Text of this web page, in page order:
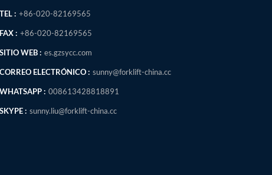
TEL : +86-020-82169565
FAX : +86-020-82169565
SITIO WEB : es.gzsycc.com
CORREO ELECTRÓNICO : sunny@forklift-china.cc
WHATSAPP : 008613428818891
SKYPE : sunny.liu@forklift-china.cc